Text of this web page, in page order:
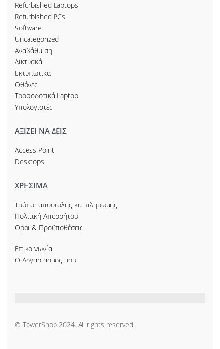
Refurbished Laptops
Refurbished PCs
Software
Uncategorized
Αναβάθμιση
Δικτυακά
Εκτυπωτικά
Οθόνες
Τροφοδοτικά Laptop
Υπολογιστές
ΑΞΙΖΕΙ ΝΑ ΔΕΙΣ
Access Point
Desktops
ΧΡΗΣΙΜΑ
Τρόποι αποστολής και πληρωμής
Πολιτική Απορρήτου
Όροι & Προϋποθέσεις
Επικοινωνία
Ο Λογαριασμός μου
© TowerShop 2024. All rights reserved.